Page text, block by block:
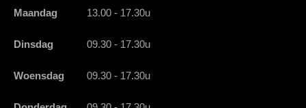
Maandag 13.00 - 17.30u
Dinsdag 09.30 - 17.30u
Woensdag 09.30 - 17.30u